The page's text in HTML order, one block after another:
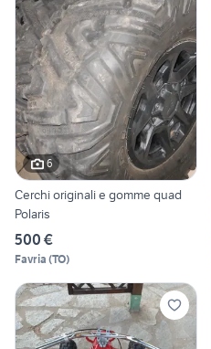
6
Cerchi originali e gomme quad
Polaris
500 €
Favria (TO)